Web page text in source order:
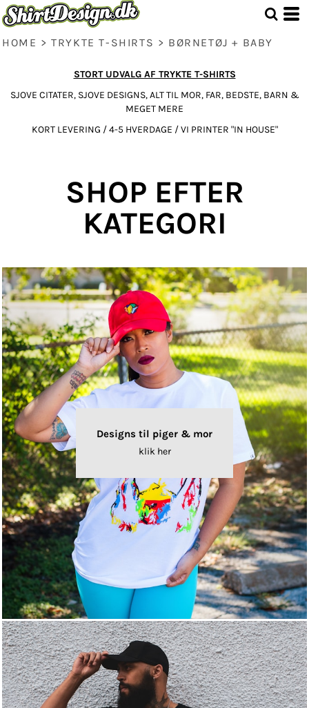
HOME > TRYKTE T-SHIRTS > BØRNETØJ + BABY
STORT UDVALG AF TRYKTE T-SHIRTS
SJOVE CITATER, SJOVE DESIGNS, ALT TIL MOR, FAR, BEDSTE, BARN &
MEGET MERE
KORT LEVERING / 4-5 HVERDAGE / VI PRINTER "IN HOUSE"
SHOP EFTER
KATEGORI
Designs til piger & mor
klik her
Standart
Price: Lowest First
Date Added